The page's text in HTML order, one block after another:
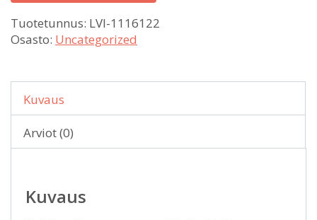
Tuotetunnus: LVI-1116122
Osasto: Uncategorized
Kuvaus
Arviot (0)
Kuvaus